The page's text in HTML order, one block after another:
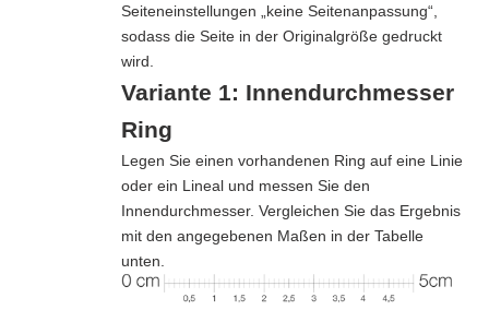
Seiteneinstellungen „keine Seitenanpassung“,
sodass die Seite in der Originalgröße gedruckt
wird.
Variante 1: Innendurchmesser
Ring
Legen Sie einen vorhandenen Ring auf eine Linie
oder ein Lineal und messen Sie den
Innendurchmesser. Vergleichen Sie das Ergebnis
mit den angegebenen Maßen in der Tabelle
unten.